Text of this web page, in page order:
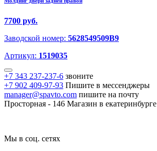
7700 руб.
Заводской номер: 5628549509B9
Артикул: 1519035
+7 343 237-237-6 звоните
+7 902 409-97-93 Пишите в мессенджеры
manager@spavto.com пишите на почту
Просторная - 146 Магазин в екатеринбурге
Мы в соц. сетях